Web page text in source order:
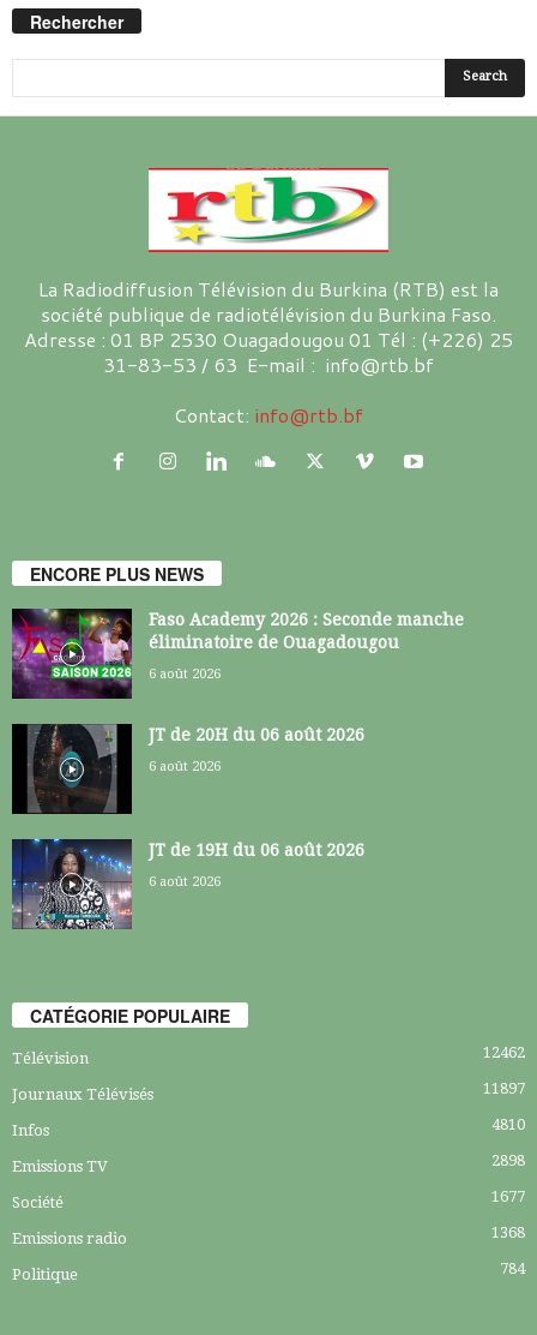
Rechercher
La Radiodiffusion Télévision du Burkina (RTB) est la
société publique de radiotélévision du Burkina Faso.
Adresse : 01 BP 2530 Ouagadougou 01 Tél : (+226) 25
31-83-53 / 63 E-mail : info@rtb.bf
Contact: info@rtb.bf
ENCORE PLUS NEWS
Faso Academy 2026 : Seconde manche
éliminatoire de Ouagadougou
6 août 2026
JT de 20H du 06 août 2026
6 août 2026
JT de 19H du 06 août 2026
6 août 2026
CATÉGORIE POPULAIRE
Télévision 12462
Journaux Télévisés 11897
Infos 4810
Emissions TV 2898
Société 1677
Emissions radio 1368
Politique 784